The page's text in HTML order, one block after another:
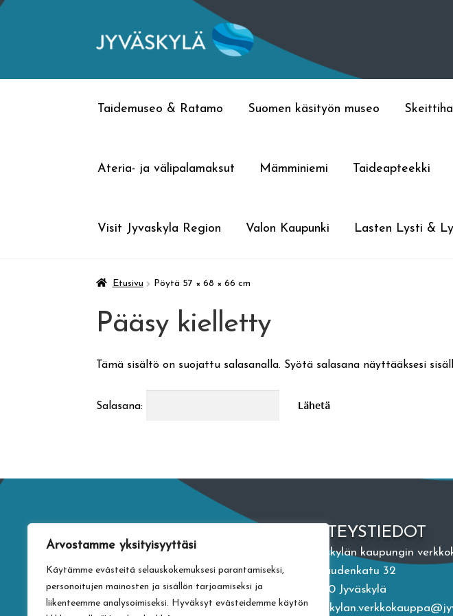
Arvostamme yksityisyyttäsi
Käytämme evästeitä selauskokemuksesi parantamiseksi,
personoitujen mainosten ja sisällön tarjoamiseksi ja
liikenteemme analysoimiseksi. Hyväksyt evästeidemme käytön
Siirry
Siirry
Taidemuseo & Ratamo Suomen käsityön museo
Ateria- ja välipalamaksut Mämminiemi Taideapteekki
Visit Jyvaskyla Region Valon Kaupunki Lasten Lysti &
Etusivu Pöytä 57 × 68 × 66 cm
Pääsy kielletty
Tämä sisältö on suojattu salasanalla. Syötä salasana näyttääksesi
Salasana:
YHTEYSTIEDOT
Jyväskylän kaupungin
Vapaudenkatu 32
40100 Jyväskylä